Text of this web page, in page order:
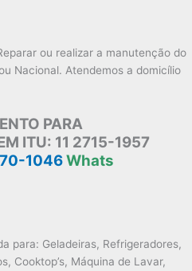
ou realizar a manutenção do
Nacional. Atendemos a domicílio
PARA
ITU: 11 2715-1957
1046Whats
para: Geladeiras, Refrigeradores,
Cooktop’s, Máquina de Lavar,